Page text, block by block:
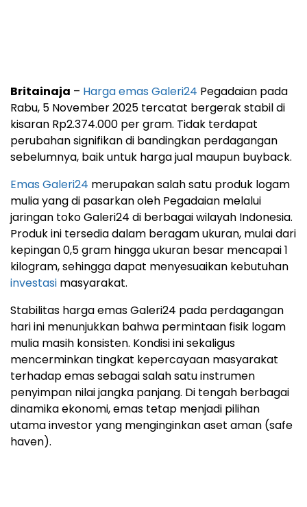
Britainaja – Harga emas Galeri24 Pegadaian pada
Rabu, 5 November 2025 tercatat bergerak stabil di
kisaran Rp2.374.000 per gram. Tidak terdapat
perubahan signifikan di bandingkan perdagangan
sebelumnya, baik untuk harga jual maupun buyback.
Emas Galeri24 merupakan salah satu produk logam
mulia yang di pasarkan oleh Pegadaian melalui
jaringan toko Galeri24 di berbagai wilayah Indonesia.
Produk ini tersedia dalam beragam ukuran, mulai dari
kepingan 0,5 gram hingga ukuran besar mencapai 1
kilogram, sehingga dapat menyesuaikan kebutuhan
investasi masyarakat.
Stabilitas harga emas Galeri24 pada perdagangan
hari ini menunjukkan bahwa permintaan fisik logam
mulia masih konsisten. Kondisi ini sekaligus
mencerminkan tingkat kepercayaan masyarakat
terhadap emas sebagai salah satu instrumen
penyimpan nilai jangka panjang. Di tengah berbagai
dinamika ekonomi, emas tetap menjadi pilihan
utama investor yang menginginkan aset aman (safe
haven).